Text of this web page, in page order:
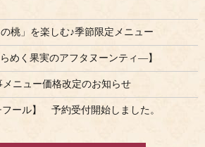
桃」を楽しむ♪季節限定メニュー
めく果実のアフタヌーンティ―】
メニュー価格改定のお知らせ
ール】 予約受付開始しました。